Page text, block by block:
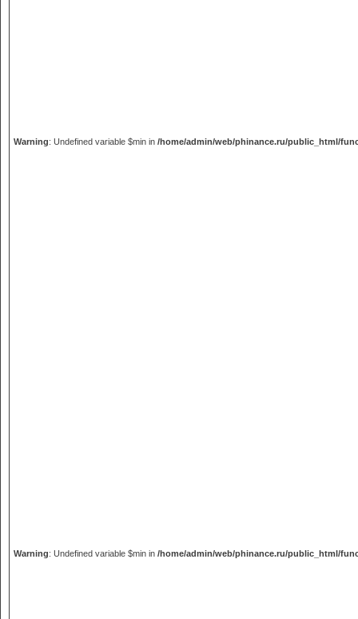
Warning: Undefined variable $min in /home/admin/web/phinance.ru/public_html/
Warning: Undefined variable $min in /home/admin/web/phinance.ru/public_html/